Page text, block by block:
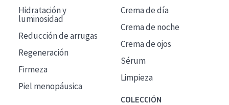
Hidratación y
luminosidad
Reducción de arrugas
Regeneración
Firmeza
Piel menopáusica
Crema de día
Crema de noche
Crema de ojos
Sérum
Limpieza
COLECCIÓN